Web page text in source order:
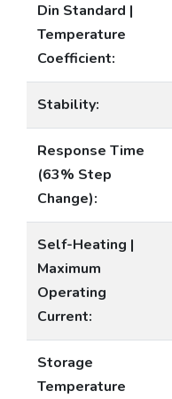
Din Standard |
Temperature
Coefficient:
Stability:
Response Time
(63% Step
Change):
Self-Heating |
Maximum
Operating
Current:
Storage
Temperature